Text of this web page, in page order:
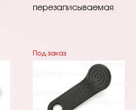
перезаписываемая
Под заказ